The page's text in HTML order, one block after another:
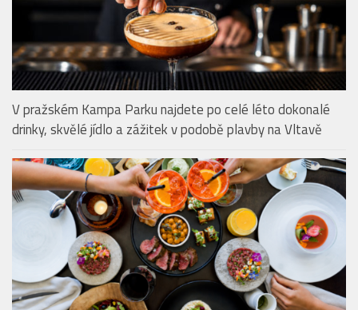
V pražském Kampa Parku najdete po celé léto dokonalé
drinky, skvělé jídlo a zážitek v podobě plavby na Vltavě
Restaurace Mlýnec u Karlova mostu přidává k letnímu
brunchi neomezený Aperol Spritz